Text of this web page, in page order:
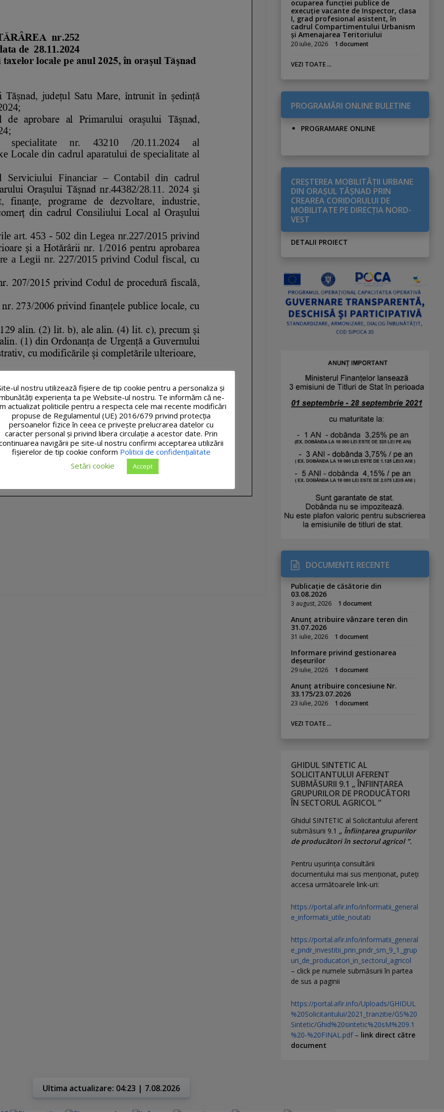
ocuparea funcției publice de
execuție vacante de Inspector, clasa
I, grad profesional asistent, în
cadrul Compartimentului Urbanism
și Amenajarea Teritoriului
20 iulie, 2026 1 document
VEZI TOATE ...
PROGRAMĂRI ONLINE BULETINE
PROGRAMARE ONLINE
CREŞTEREA MOBILITĂŢII URBANE
DIN ORAŞUL TĂŞNAD PRIN
CREAREA CORIDORULUI DE
MOBILITATE PE DIRECŢIA NORD-
VEST
DETALII PROIECT
DOCUMENTE RECENTE
Publicație de căsătorie din
03.08.2026
3 august, 2026 1 document
Anunț atribuire vânzare teren din
31.07.2026
31 iulie, 2026 1 document
Informare privind gestionarea
deșeurilor
29 iulie, 2026 1 document
Anunț atribuire concesiune Nr.
33.175/23.07.2026
23 iulie, 2026 1 document
VEZI TOATE ...
GHIDUL SINTETIC AL
SOLICITANTULUI AFERENT
SUBMĂSURII 9.1 „ ÎNFIINȚAREA
GRUPURILOR DE PRODUCĂTORI
ÎN SECTORUL AGRICOL ”
Ghidul SINTETIC al Solicitantului aferent
submăsurii 9.1 „ Înființarea grupurilor
de producători în sectorul agricol ”.
Pentru uşurinţa consultării
documentului mai sus menţionat, puteţi
accesa următoarele link-uri:
https://portal.afir.info/informatii_general
e_informatii_utile_noutati
https://portal.afir.info/informatii_general
e_pndr_investitii_prin_pndr_sm_9_1_grup
uri_de_producatori_in_sectorul_agricol
– click pe numele submăsurii în partea
de sus a paginii
https://portal.afir.info/Uploads/GHIDUL
%20Solicitantului/2021_tranzitie/GS%20
Sintetic/Ghid%20sintetic%20sM%209.1
%20-%20FINAL.pdf– link direct către
document
Ultima actualizare: 04:23 | 7.08.2026
ul nostru utilizează fişiere de tip cookie pentru a personaliza și
experiența ta pe Website-ul nostru. Te informăm că ne-
actualizat politicile pentru a respecta cele mai recente modificări
propuse de Regulamentul (UE) 2016/679 privind protecția
persoanelor fizice în ceea ce privește prelucrarea datelor cu
caracter personal și privind libera circulație a acestor date. Prin
navigării pe site-ul nostru confirmi acceptarea utilizării
fişierelor de tip cookie conform Politicii de confidențialitate
Setări cookie
Accept